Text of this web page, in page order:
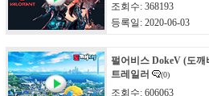
조회수: 368193
등록일: 2020-06-03
펄어비스 DokeV (도깨
트레일러
(0)
조회수: 606063